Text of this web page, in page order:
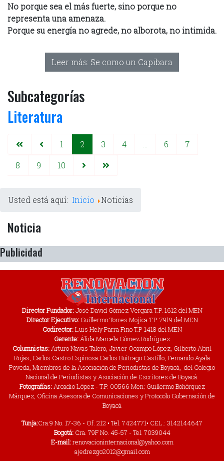
No porque sea el más fuerte, sino porque no
representa una amenaza.
Porque su energía no agrede, no alborota, no intimida.
Leer más: Se como un Capibara
Subcategorías
Literatura
1 2 3 4 6
7
8
9 10
Usted está aquí: Inicio Noticias
Noticia
Publicidad
Director Fundador:José David Gómez Vergara T.P. 1612 del MEN
Director Ejecutivo:Guillermo Torres Mojica T.P. 7919 del MEN
Codirector:Luis Hely Parra Fino T.P 1418 del MEN
Gerente: Álida Marcela Gómez Rodríguez
Columnistas: Arturo Navas Talero, Javier Ocampo López, Gilberto Abril
Rojas, Carlos Castro Espinosa Carlos Buitrago Castillo, Fernando Ayala
Poveda, Miembros de la Asociación de Periodistas de Boyacá, del Colegio
Nacional de Periodistas y Asociación de Escritores de Boyacá.
Fotografías:Arcadio López - T.P. 00566 Men; Guillermo Bohórquez
Márquez, Oficina Asesora de Comunicaciones y Protocolo Gobernación de
Boyacá
Tunja:Cra.9 No. 17-36 - Of. 212 • Tel. 7424771• CEL.: 3142144647
Bogotá:Cra. 79F No. 45-57 - Tel. 7039044
E-mail:renovacioninternacional@yahoo.com
ajedrezgo2012@gmail.com